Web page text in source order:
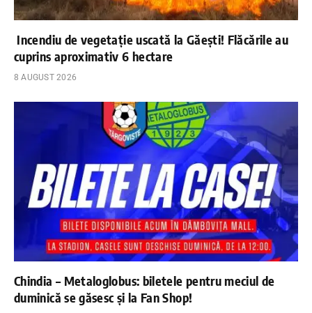
Incendiu de vegetație uscată la Găești! Flăcările au
cuprins aproximativ 6 hectare
8 AUGUST 2026
Chindia – Metaloglobus: biletele pentru meciul de
duminică se găsesc și la Fan Shop!